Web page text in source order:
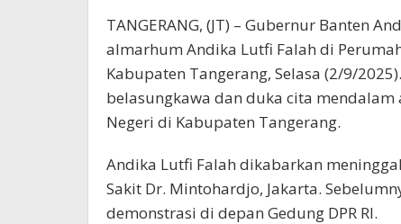
TANGERANG, (JT) – Gubernur Banten
almarhum Andika Lutfi Falah di
Kabupaten Tangerang, Selasa (2/9/
belasungkawa dan duka cita
Negeri di Kabupaten Tangerang.
Andika Lutfi Falah dikabarkan
Sakit Dr. Mintohardjo, Jakarta.
demonstrasi di depan Gedung DPR RI.